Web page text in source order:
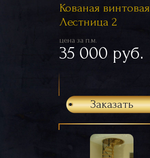
Кованая винтовая
Лестница 2
цена за п.м.
35 000 руб.
Заказать